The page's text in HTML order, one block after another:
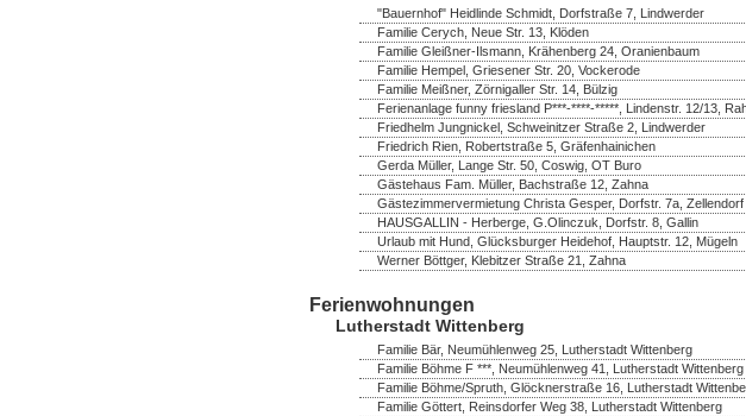
"Bauernhof" Heidlinde Schmidt, Dorfstraße 7, Lindwerder
Familie Cerych, Neue Str. 13, Klöden
Familie Gleißner-Ilsmann, Krähenberg 24, Oranienbaum
Familie Hempel, Griesener Str. 20, Vockerode
Familie Meißner, Zörnigaller Str. 14, Bülzig
Ferienanlage funny friesland P***-****-*****, Lindenstr. 12/13,
Friedhelm Jungnickel, Schweinitzer Straße 2, Lindwerder
Friedrich Rien, Robertstraße 5, Gräfenhainichen
Gerda Müller, Lange Str. 50, Coswig, OT Buro
Gästehaus Fam. Müller, Bachstraße 12, Zahna
Gästezimmervermietung Christa Gesper, Dorfstr. 7a, Zellendorf
HAUSGALLIN - Herberge, G.Olinczuk, Dorfstr. 8, Gallin
Urlaub mit Hund, Glücksburger Heidehof, Hauptstr. 12, Mügeln
Werner Böttger, Klebitzer Straße 21, Zahna
Ferienwohnungen
Lutherstadt Wittenberg
Familie Bär, Neumühlenweg 25, Lutherstadt Wittenberg
Familie Böhme F ***, Neumühlenweg 41, Lutherstadt Wittenberg
Familie Böhme/Spruth, Glöcknerstraße 16, Lutherstadt
Familie Göttert, Reinsdorfer Weg 38, Lutherstadt Wittenberg